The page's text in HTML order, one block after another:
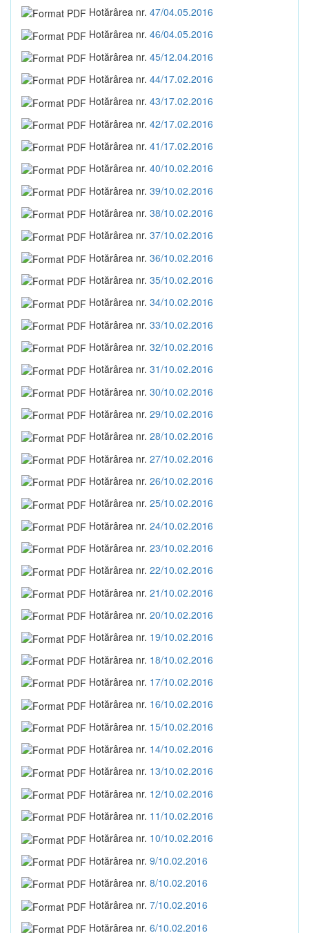
Hotărârea nr. 47/04.05.2016
Hotărârea nr. 46/04.05.2016
Hotărârea nr. 45/12.04.2016
Hotărârea nr. 44/17.02.2016
Hotărârea nr. 43/17.02.2016
Hotărârea nr. 42/17.02.2016
Hotărârea nr. 41/17.02.2016
Hotărârea nr. 40/10.02.2016
Hotărârea nr. 39/10.02.2016
Hotărârea nr. 38/10.02.2016
Hotărârea nr. 37/10.02.2016
Hotărârea nr. 36/10.02.2016
Hotărârea nr. 35/10.02.2016
Hotărârea nr. 34/10.02.2016
Hotărârea nr. 33/10.02.2016
Hotărârea nr. 32/10.02.2016
Hotărârea nr. 31/10.02.2016
Hotărârea nr. 30/10.02.2016
Hotărârea nr. 29/10.02.2016
Hotărârea nr. 28/10.02.2016
Hotărârea nr. 27/10.02.2016
Hotărârea nr. 26/10.02.2016
Hotărârea nr. 25/10.02.2016
Hotărârea nr. 24/10.02.2016
Hotărârea nr. 23/10.02.2016
Hotărârea nr. 22/10.02.2016
Hotărârea nr. 21/10.02.2016
Hotărârea nr. 20/10.02.2016
Hotărârea nr. 19/10.02.2016
Hotărârea nr. 18/10.02.2016
Hotărârea nr. 17/10.02.2016
Hotărârea nr. 16/10.02.2016
Hotărârea nr. 15/10.02.2016
Hotărârea nr. 14/10.02.2016
Hotărârea nr. 13/10.02.2016
Hotărârea nr. 12/10.02.2016
Hotărârea nr. 11/10.02.2016
Hotărârea nr. 10/10.02.2016
Hotărârea nr. 9/10.02.2016
Hotărârea nr. 8/10.02.2016
Hotărârea nr. 7/10.02.2016
Hotărârea nr. 6/10.02.2016